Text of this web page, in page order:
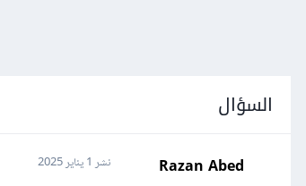
السؤال
Razan Abed نشر 1 يناير 2025